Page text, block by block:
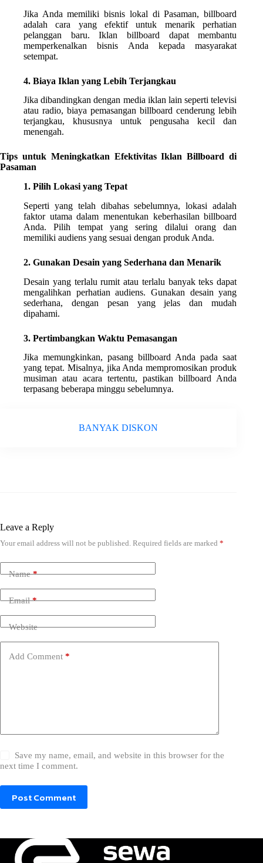
Jika Anda memiliki bisnis lokal di Pasaman, billboard
adalah cara yang efektif untuk menarik perhatian
pelanggan baru. Iklan billboard dapat membantu
memperkenalkan bisnis Anda kepada masyarakat
setempat.
4. Biaya Iklan yang Lebih Terjangkau
Jika dibandingkan dengan media iklan lain seperti televisi
atau radio, biaya pemasangan billboard cenderung lebih
terjangkau, khususnya untuk pengusaha kecil dan
menengah.
Tips untuk Meningkatkan Efektivitas Iklan Billboard di
Pasaman
1. Pilih Lokasi yang Tepat
Seperti yang telah dibahas sebelumnya, lokasi adalah
faktor utama dalam menentukan keberhasilan billboard
Anda. Pilih tempat yang sering dilalui orang dan
memiliki audiens yang sesuai dengan produk Anda.
2. Gunakan Desain yang Sederhana dan Menarik
Desain yang terlalu rumit atau terlalu banyak teks dapat
mengalihkan perhatian audiens. Gunakan desain yang
sederhana, dengan pesan yang jelas dan mudah
dipahami.
3. Pertimbangkan Waktu Pemasangan
Jika memungkinkan, pasang billboard Anda pada saat
yang tepat. Misalnya, jika Anda mempromosikan produk
musiman atau acara tertentu, pastikan billboard Anda
terpasang beberapa minggu sebelumnya.
BANYAK DISKON
Leave a Reply
Your email address will not be published. Required fields are marked *
Name*
Email*
Website
Add Comment *
Save my name, email, and website in this browser for the
next time I comment.
Post Comment